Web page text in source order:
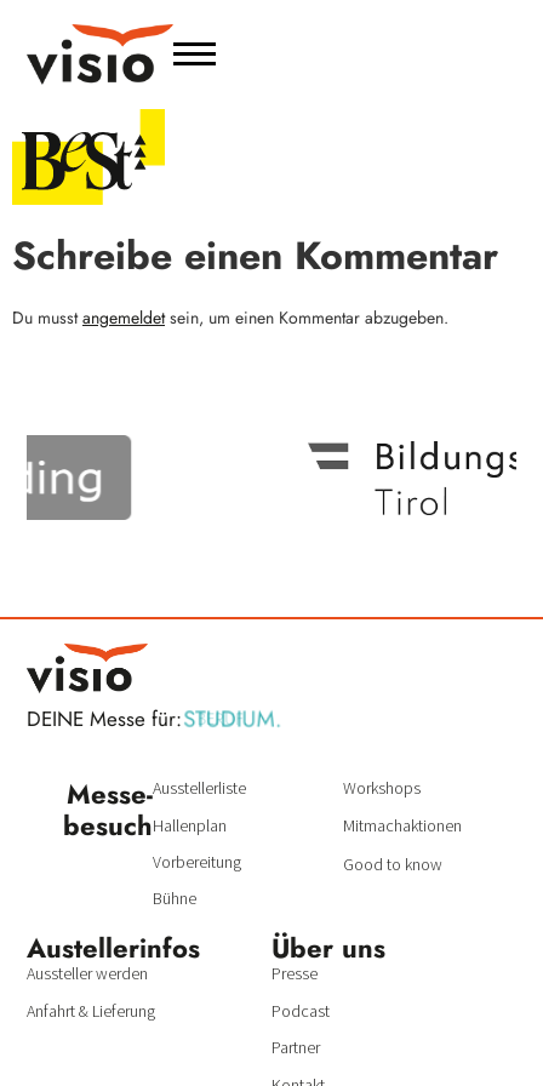
Schreibe einen Kommentar
Du musstangemeldetsein, um einen Kommentar abzugeben.
DEINE Messe für: BERUF.
STUDIUM.
Messe­
besuch
Ausstellerliste
Hallenplan
Vorbereitung
Bühne
Workshops
Mitmachaktionen
Good to know
Austeller­infos
Aussteller werden
Anfahrt & Lieferung
Über uns
Presse
Podcast
Partner